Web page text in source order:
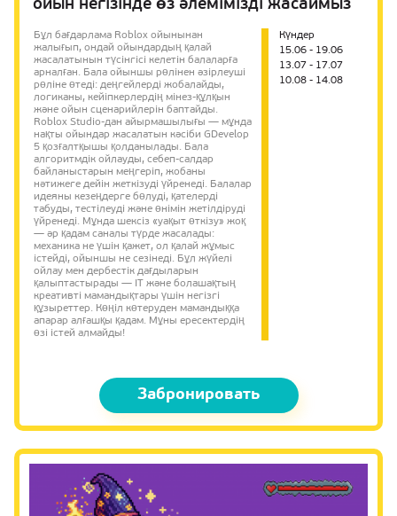
ойын негізінде өз әлемімізді жасаймыз
Бұл бағдарлама Roblox ойынынан
жалығып, ондай ойындардың қалай
жасалатынын түсінгісі келетін балаларға
арналған. Бала ойыншы рөлінен әзірлеуші
рөліне өтеді: деңгейлерді жобалайды,
логиканы, кейіпкерлердің мінез-құлқын
және ойын сценарийлерін баптайды.
Roblox Studio-дан айырмашылығы — мұнда
нақты ойындар жасалатын кәсіби GDevelop
5 қозғалтқышы қолданылады. Бала
алгоритмдік ойлауды, себеп-салдар
байланыстарын меңгеріп, жобаны
нәтижеге дейін жеткізуді үйренеді. Балалар
идеяны кезеңдерге бөлуді, қателерді
табуды, тестілеуді және өнімін жетілдіруді
үйренеді. Мұнда шексіз «уақыт өткізу» жоқ
— әр қадам саналы түрде жасалады:
механика не үшін қажет, ол қалай жұмыс
істейді, ойыншы не сезінеді. Бұл жүйелі
ойлау мен дербестік дағдыларын
қалыптастырады — IT және болашақтың
креативті мамандықтары үшін негізгі
құзыреттер. Көңіл көтеруден мамандыққа
апарар алғашқы қадам. Мұны ересектердің
өзі істей алмайды!
Күндер
15.06 - 19.06
13.07 - 17.07
10.08 - 14.08
Забронировать